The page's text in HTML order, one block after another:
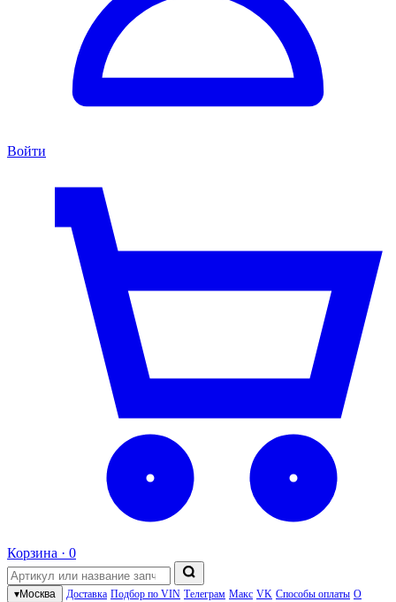
Войти
Корзина · 0
▾Москва Доставка Подбор по VIN Телеграм Макс VK Способы оплаты О